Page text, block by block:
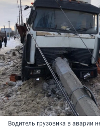
Водитель грузовика в аварии